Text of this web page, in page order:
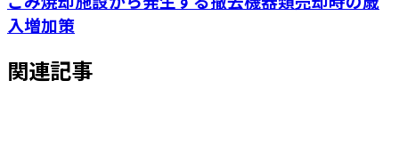
入増加策
関連記事